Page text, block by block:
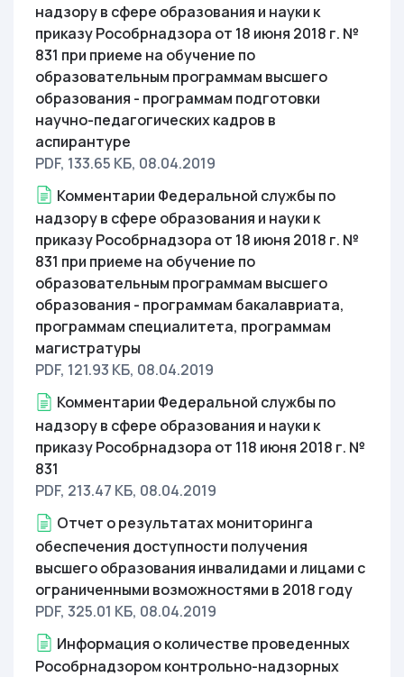
надзору в сфере образования и науки к
приказу Рособрнадзора от 18 июня 2018 г. №
831 при приеме на обучение по
образовательным программам высшего
образования - программам подготовки
научно-педагогических кадров в
аспирантуре
PDF, 133.65 КБ, 08.04.2019
Комментарии Федеральной службы по
надзору в сфере образования и науки к
приказу Рособрнадзора от 18 июня 2018 г. №
831 при приеме на обучение по
образовательным программам высшего
образования - программам бакалавриата,
программам специалитета, программам
магистратуры
PDF, 121.93 КБ, 08.04.2019
Комментарии Федеральной службы по
надзору в сфере образования и науки к
приказу Рособрнадзора от 118 июня 2018 г. №
831
PDF, 213.47 КБ, 08.04.2019
Отчет о результатах мониторинга
обеспечения доступности получения
высшего образования инвалидами и лицами с
ограниченными возможностями в 2018 году
PDF, 325.01 КБ, 08.04.2019
Информация о количестве проведенных
Рособрнадзором контрольно-надзорных